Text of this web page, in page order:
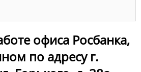
офиса Росбанка,
по адресу г.